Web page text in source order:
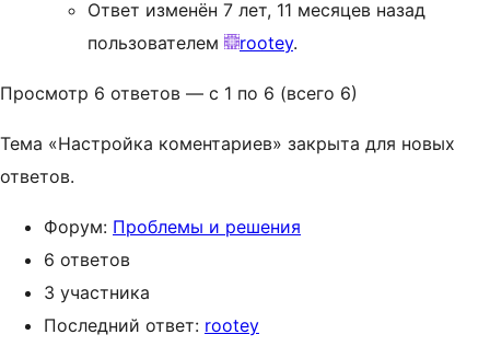
Ответ изменён 7 лет, 11 месяцев назад
пользователем
rootey.
Просмотр 6 ответов — с 1 по 6 (всего 6)
Тема «Настройка коментариев» закрыта для новых
ответов.
Форум: Проблемы и решения
6 ответов
3 участника
Последний ответ: rootey